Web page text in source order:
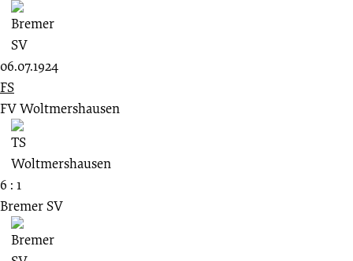
06.07.1924
FS
FV Woltmershausen
6 : 1
Bremer SV